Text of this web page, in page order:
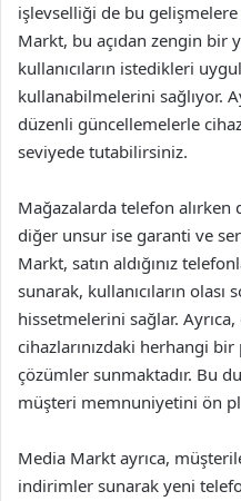
işlevselliği de bu
Markt, bu açıdan zengin bir
kullanıcıların istedikleri
kullanabilmelerini sağlıyor.
düzenli güncellemelerle
seviyede tutabilirsiniz.
Mağazalarda telefon
diğer unsur ise garanti ve
Markt, satın aldığınız
sunarak, kullanıcıların olası
hissetmelerini sağlar.
cihazlarınızdaki herhangi
çözümler sunmaktadır. Bu
müşteri memnuniyetini ön
Media Markt ayrıca,
indirimler sunarak yeni